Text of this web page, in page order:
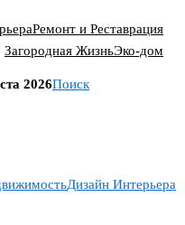
Ремонт и Реставрация
Загородная ЖизньЭко-дом
2026Поиск
Дизайн Интерьера